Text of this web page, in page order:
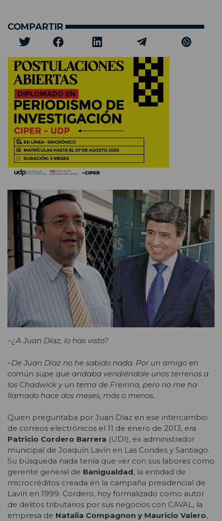
COMPARTIR
–¿A Juan Díaz, lo has visto?
–De Juan Díaz no he sabido nada. Por un amigo en
común supe que andaba vendiéndole unos terrenos a
los Chadwick y un tema de Freirina, pero no me ha
llamado hace dos meses, más o menos.
Quien preguntaba por Juan Díaz en ese intercambio
de correos electrónicos el 11 de enero de 2013, era
Patricio Cordero Barrera (UDI), ex administrador
municipal de Joaquín Lavín en Las Condes y Santiago.
Su búsqueda nada tenía que ver con sus labores como
gerente general de Banigualdad, la entidad de
microcréditos creada en la campaña presidencial de
Lavín en 1999. Cordero, hoy formalizado como autor
de delitos tributarios por sus negocios con CAVAL, la
empresa de Natalia Compagnon y Mauricio Valero,